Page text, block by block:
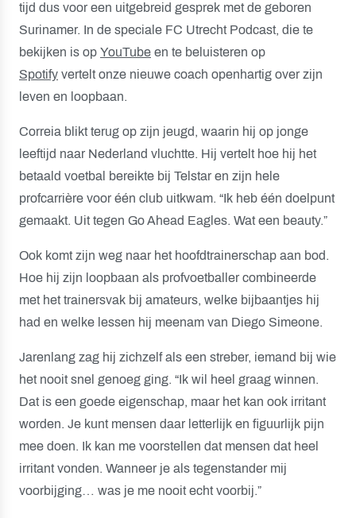
tijd dus voor een uitgebreid gesprek met de geboren
Surinamer. In de speciale FC Utrecht Podcast, die te
bekijken is op YouTube en te beluisteren op
Spotify vertelt onze nieuwe coach openhartig over zijn
leven en loopbaan.
Correia blikt terug op zijn jeugd, waarin hij op jonge
leeftijd naar Nederland vluchtte. Hij vertelt hoe hij het
betaald voetbal bereikte bij Telstar en zijn hele
profcarrière voor één club uitkwam. “Ik heb één doelpunt
gemaakt. Uit tegen Go Ahead Eagles. Wat een beauty.”
Ook komt zijn weg naar het hoofdtrainerschap aan bod.
Hoe hij zijn loopbaan als profvoetballer combineerde
met het trainersvak bij amateurs, welke bijbaantjes hij
had en welke lessen hij meenam van Diego Simeone.
Jarenlang zag hij zichzelf als een streber, iemand bij wie
het nooit snel genoeg ging. “Ik wil heel graag winnen.
Dat is een goede eigenschap, maar het kan ook irritant
worden. Je kunt mensen daar letterlijk en figuurlijk pijn
mee doen. Ik kan me voorstellen dat mensen dat heel
irritant vonden. Wanneer je als tegenstander mij
voorbijging… was je me nooit echt voorbij.”